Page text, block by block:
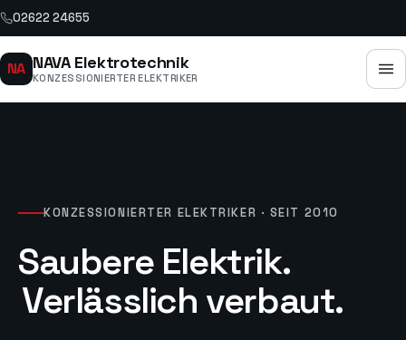
02622 24655
NA NAVA Elektrotechnik
KONZESSIONIERTER ELEKTRIKER
KONZESSIONIERTER ELEKTRIKER · SEIT 2010
Saubere Elektrik.
Verlässlich verbaut.